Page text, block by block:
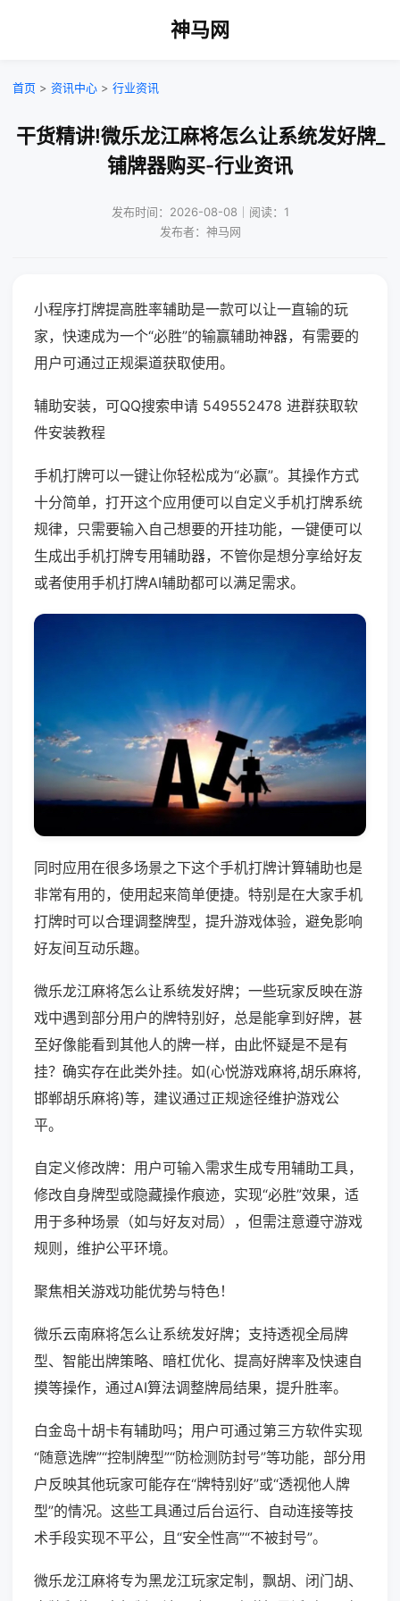
神马网
首页 > 资讯中心 > 行业资讯
干货精讲!微乐龙江麻将怎么让系统发好牌_
铺牌器购买-行业资讯
发布时间：2026-08-08｜阅读：1
发布者：神马网
小程序打牌提高胜率辅助是一款可以让一直输的玩
家，快速成为一个“必胜”的输赢辅助神器，有需要的
用户可通过正规渠道获取使用。
辅助安装，可QQ搜索申请 549552478 进群获取软
件安装教程
手机打牌可以一键让你轻松成为“必赢”。其操作方式
十分简单，打开这个应用便可以自定义手机打牌系统
规律，只需要输入自己想要的开挂功能，一键便可以
生成出手机打牌专用辅助器，不管你是想分享给好友
或者使用手机打牌AI辅助都可以满足需求。
同时应用在很多场景之下这个手机打牌计算辅助也是
非常有用的，使用起来简单便捷。特别是在大家手机
打牌时可以合理调整牌型，提升游戏体验，避免影响
好友间互动乐趣。
微乐龙江麻将怎么让系统发好牌；一些玩家反映在游
戏中遇到部分用户的牌特别好，总是能拿到好牌，甚
至好像能看到其他人的牌一样，由此怀疑是不是有
挂？确实存在此类外挂。如(心悦游戏麻将,胡乐麻将,
邯郸胡乐麻将)等，建议通过正规途径维护游戏公
平。
自定义修改牌：用户可输入需求生成专用辅助工具，
修改自身牌型或隐藏操作痕迹，实现“必胜”效果，适
用于多种场景（如与好友对局），但需注意遵守游戏
规则，维护公平环境。
聚焦相关游戏功能优势与特色！
微乐云南麻将怎么让系统发好牌；支持透视全局牌
型、智能出牌策略、暗杠优化、提高好牌率及快速自
摸等操作，通过AI算法调整牌局结果，提升胜率。
白金岛十胡卡有辅助吗；用户可通过第三方软件实现
“随意选牌”“控制牌型”“防检测防封号”等功能，部分用
户反映其他玩家可能存在“牌特别好”或“透视他人牌
型”的情况。这些工具通过后台运行、自动连接等技
术手段实现不平公，且“安全性高”“不被封号”。
微乐龙江麻将专为黑龙江玩家定制，飘胡、闭门胡、